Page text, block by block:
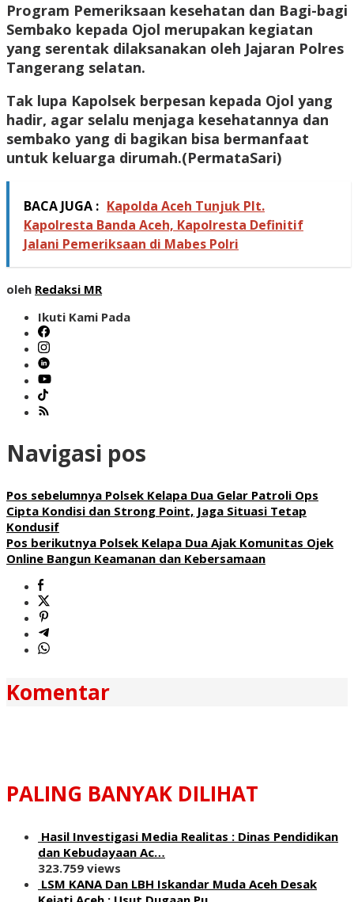
Program Pemeriksaan kesehatan dan Bagi-bagi
Sembako kepada Ojol merupakan kegiatan
yang serentak dilaksanakan oleh Jajaran Polres
Tangerang selatan.
Tak lupa Kapolsek berpesan kepada Ojol yang
hadir, agar selalu menjaga kesehatannya dan
sembako yang di bagikan bisa bermanfaat
untuk keluarga dirumah.(PermataSari)
BACA JUGA : Kapolda Aceh Tunjuk Plt.
Kapolresta Banda Aceh, Kapolresta Definitif
Jalani Pemeriksaan di Mabes Polri
oleh Redaksi MR
Ikuti Kami Pada
Navigasi pos
Pos sebelumnya Polsek Kelapa Dua Gelar Patroli Ops
Cipta Kondisi dan Strong Point, Jaga Situasi Tetap
Kondusif
Pos berikutnya Polsek Kelapa Dua Ajak Komunitas Ojek
Online Bangun Keamanan dan Kebersamaan
Komentar
PALING BANYAK DILIHAT
Hasil Investigasi Media Realitas : ‎Dinas Pendidikan
dan Kebudayaan Ac…
323.759 views
LSM KANA Dan LBH Iskandar Muda Aceh Desak